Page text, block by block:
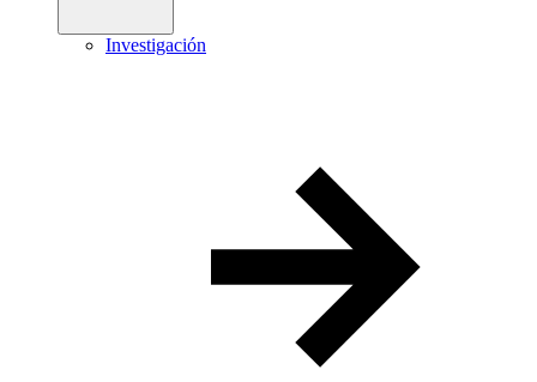
Investigación